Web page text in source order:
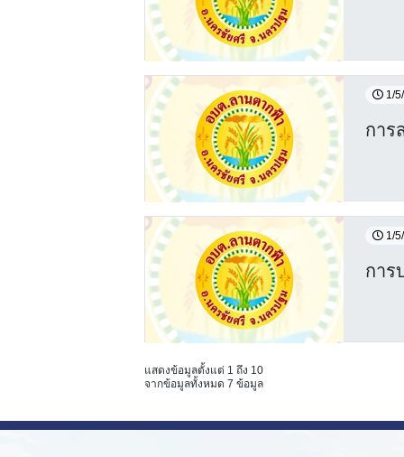
1/
การ
1/
การ
แสดงข้อมูลตั้งแต่ 1 ถึง 10
จากข้อมูลทั้งหมด 7 ข้อมูล